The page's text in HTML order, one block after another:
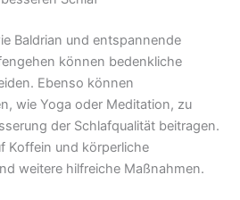
Baldrian und entspannende
können bedenkliche
Ebenso können
wie Yoga oder Meditation, zu
der Schlafqualität beitragen.
Koffein und körperliche
weitere hilfreiche Maßnahmen.